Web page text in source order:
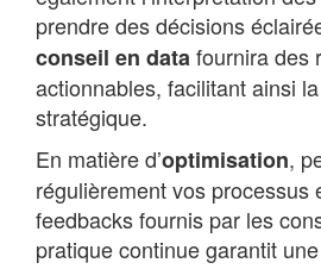
prendre des décisions
conseil en datafournira des
actionnables, facilitant ainsi
stratégique.
En matière d’optimisation,
régulièrement vos processus
feedbacks fournis par les
pratique continue garantit